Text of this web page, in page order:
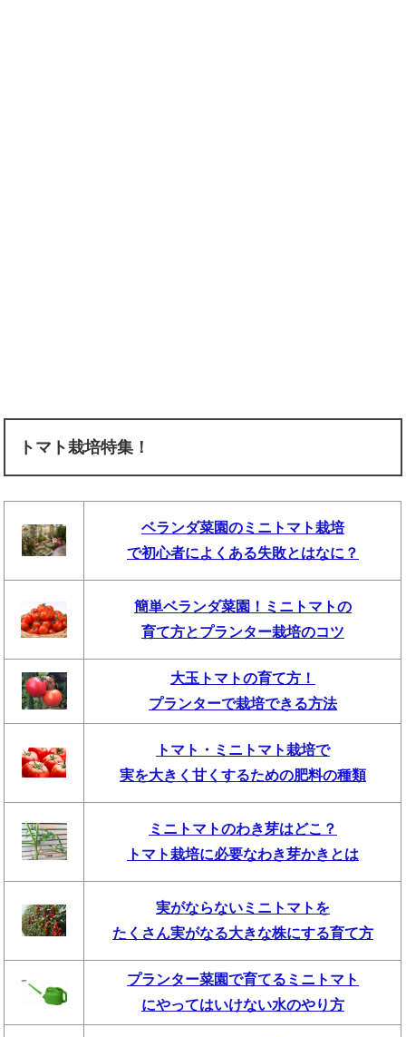
トマト栽培特集！
ベランダ菜園のミニトマト栽培
で初心者によくある失敗とはなに？
簡単ベランダ菜園！ミニトマトの
育て方とプランター栽培のコツ
大玉トマトの育て方！
プランターで栽培できる方法
トマト・ミニトマト栽培で
実を大きく甘くするための肥料の種類
ミニトマトのわき芽はどこ？
トマト栽培に必要なわき芽かきとは
実がならないミニトマトを
たくさん実がなる大きな株にする育て方
プランター菜園で育てるミニトマト
にやってはいけない水のやり方